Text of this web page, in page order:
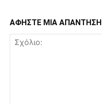
ΑΦΗΣΤΕ ΜΙΑ ΑΠΑΝΤΗΣΗ